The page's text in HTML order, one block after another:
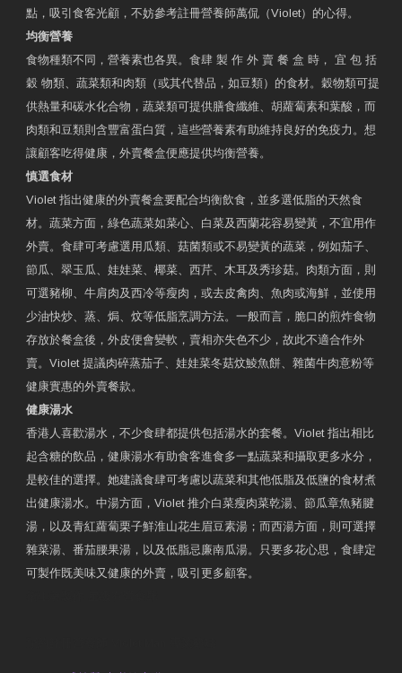
點，吸引食客光顧，不妨參考註冊營養師萬侃（Violet）的心得。
均衡營養
食物種類不同，營養素也各異。食肆 製 作 外 賣 餐 盒 時， 宜 包 括
穀 物類、蔬菜類和肉類（或其代替品，如豆類）的食材。穀物類可提
供熱量和碳水化合物，蔬菜類可提供膳食纖維、胡蘿蔔素和葉酸，而
肉類和豆類則含豐富蛋白質，這些營養素有助維持良好的免疫力。想
讓顧客吃得健康，外賣餐盒便應提供均衡營養。
慎選食材
Violet 指出健康的外賣餐盒要配合均衡飲食，並多選低脂的天然食
材。蔬菜方面，綠色蔬菜如菜心、白菜及西蘭花容易變黃，不宜用作
外賣。食肆可考慮選用瓜類、菇菌類或不易變黃的蔬菜，例如茄子、
節瓜、翠玉瓜、娃娃菜、椰菜、西芹、木耳及秀珍菇。肉類方面，則
可選豬柳、牛肩肉及西冷等瘦肉，或去皮禽肉、魚肉或海鮮，並使用
少油快炒、蒸、焗、炆等低脂烹調方法。一般而言，脆口的煎炸食物
存放於餐盒後，外皮便會變軟，賣相亦失色不少，故此不適合作外
賣。Violet 提議肉碎蒸茄子、娃娃菜冬菇炆鯪魚餅、雜菌牛肉意粉等
健康實惠的外賣餐款。
健康湯水
香港人喜歡湯水，不少食肆都提供包括湯水的套餐。Violet 指出相比
起含糖的飲品，健康湯水有助食客進食多一點蔬菜和攝取更多水分，
是較佳的選擇。她建議食肆可考慮以蔬菜和其他低脂及低鹽的食材煮
出健康湯水。中湯方面，Violet 推介白菜瘦肉菜乾湯、節瓜章魚豬腱
湯，以及青紅蘿蔔栗子鮮淮山花生眉豆素湯；而西湯方面，則可選擇
雜菜湯、番茄腰果湯，以及低脂忌廉南瓜湯。只要多花心思，食肆定
可製作既美味又健康的外賣，吸引更多顧客。